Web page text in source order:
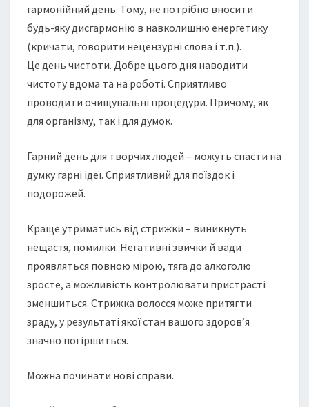
гармонійний день. Тому, не потрібно вносити
будь-яку дисгармонію в навколишню енергетику
(кричати, говорити нецензурні слова і т.п.).
Це день чистоти. Добре цього дня наводити
чистоту вдома та на роботі. Сприятливо
проводити очищувальні процедури. Причому, як
для організму, так і для думок.
Гарний день для творчих людей – можуть спасти на
думку гарні ідеї. Сприятливий для поїздок і
подорожей.
Краще утриматись від стрижки – виникнуть
нещастя, помилки. Негативні звички й вади
проявляться повною мірою, тяга до алкоголю
зросте, а можливість контролювати пристрасті
зменшиться. Стрижка волосся може притягти
зраду, у результаті якої стан вашого здоров’я
значно погіршиться.
Можна починати нові справи.